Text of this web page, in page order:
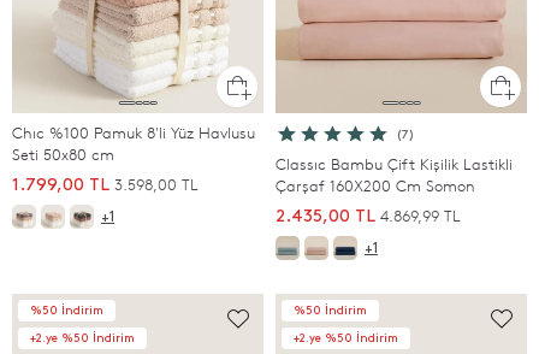
Chıc %100 Pamuk 8'li Yüz Havlusu
Seti 50x80 cm
1.799,00 TL 3.598,00 TL
+1
(7)
Classıc Bambu Çift Kişilik Lastikli
Çarşaf 160X200 Cm Somon
2.435,00 TL 4.869,99 TL
+1
%50 İndirim
+2.ye %50 İndirim
%50 İndirim
+2.ye %50 İndirim